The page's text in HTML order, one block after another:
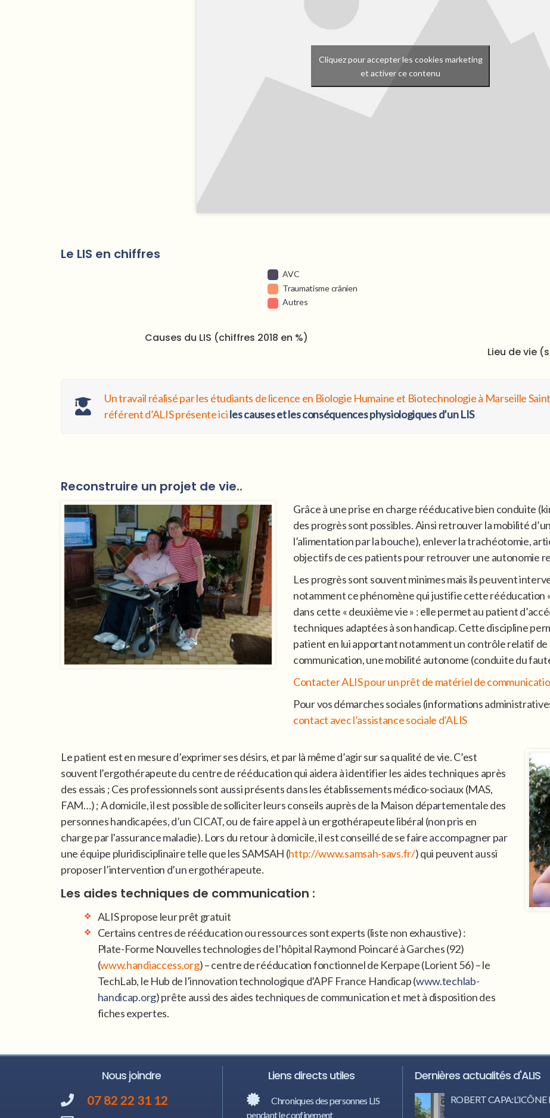
Cliquez pour accepter les cookies marketing
et activer ce contenu
Le LIS en chiffres
AVC
Traumatisme crânien
Autres
Causes du LIS (chiffres 2018 en %)
Lieu de vie
Un travail réalisé par les étudiants de licence en Biologie Humaine et Biotechnologie à Marseille
référent d’ALIS présente iciles causes et les conséquences physiologiques d’un LIS
Reconstruire un projet de vie..
Grâce à une prise en charge rééducative bien conduite
des progrès sont possibles. Ainsi retrouver la mobilité
l’alimentation par la bouche), enlever la trachéotomie,
objectifs de ces patients pour retrouver une autonomie
Les progrès sont souvent minimes mais ils peuvent
notamment ce phénomène qui justifie cette rééducation
dans cette « deuxième vie » : elle permet au patient
techniques adaptées à son handicap. Cette discipline
patient en lui apportant notamment un contrôle relatif de
communication, une mobilité autonome (conduite du
Contacter ALIS pour un prêt de matériel de
Pour vos démarches sociales (informations
contact avec l’assistance sociale d’ALIS
Le patient est en mesure d’exprimer ses désirs, et par là même d’agir sur sa qualité de vie. C’est
souvent l’ergothérapeute du centre de rééducation qui aidera à identifier les aides techniques après
des essais ; Ces professionnels sont aussi présents dans les établissements médico-sociaux (MAS,
FAM…) ; A domicile, il est possible de solliciter leurs conseils auprès de la Maison départementale des
personnes handicapées, d’un CICAT, ou de faire appel à un ergothérapeute libéral (non pris en
charge par l’assurance maladie). Lors du retour à domicile, il est conseillé de se faire accompagner par
une équipe pluridisciplinaire telle que les SAMSAH (http://www.samsah-savs.fr/) qui peuvent aussi
proposer l’intervention d’un ergothérapeute.
Les aides techniques de communication :
ALIS propose leur prêt gratuit
Certains centres de rééducation ou ressources sont experts (liste non exhaustive) :
Plate-Forme Nouvelles technologies de l’hôpital Raymond Poincaré à Garches (92)
(www.handiaccess.org) – centre de rééducation fonctionnel de Kerpape (Lorient 56) – le
TechLab, le Hub de l’innovation technologique d’APF France Handicap (www.techlab-
handicap.org) prête aussi des aides techniques de communication et met à disposition des
fiches expertes.
Nous joindre
07 82 22 31 12
Liens directs utiles
Chroniques des personnes LIS
pendant le confinement
Dernières actualités d'ALIS
ROBERT